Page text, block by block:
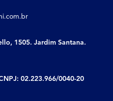
1505. Jardim Santana.
02.223.966/0040-20